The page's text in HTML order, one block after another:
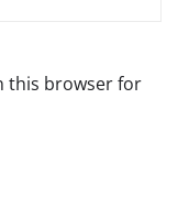
this browser for